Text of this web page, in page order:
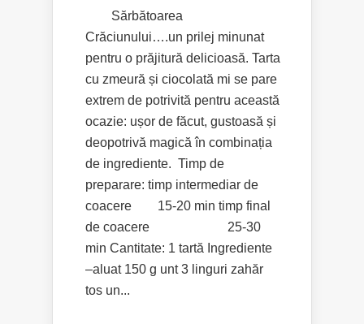
Sărbătoarea
Crăciunului….un prilej minunat
pentru o prăjitură delicioasă. Tarta
cu zmeură și ciocolată mi se pare
extrem de potrivită pentru această
ocazie: ușor de făcut, gustoasă și
deopotrivă magică în combinația
de ingrediente. Timp de
preparare: timp intermediar de
coacere 15-20 min timp final
de coacere 25-30
min Cantitate: 1 tartă Ingrediente
–aluat 150 g unt 3 linguri zahăr
tos un...